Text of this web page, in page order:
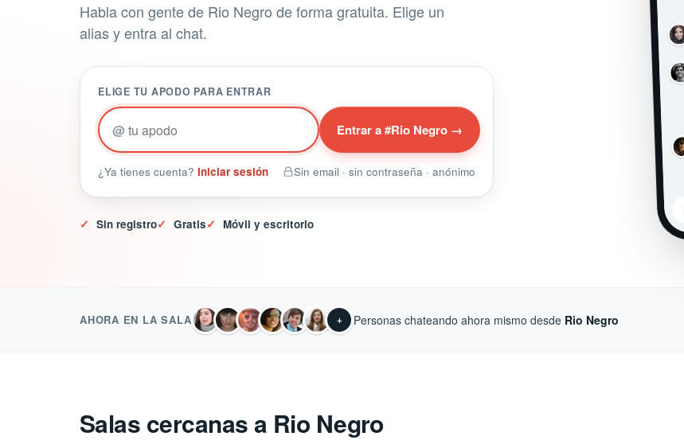
Habla con gente de Rio Negro de forma gratuita. Elige un
alias y entra al chat.
ELIGE TU APODO PARA ENTRAR
@ Entrar a #Rio Negro →
¿Ya tienes cuenta? Iniciar sesión Sin email · sin contraseña · anónimo
✓ Sin registro✓ Gratis✓ Móvil y escritorio
AHORA EN LA SALA + Personas chateando ahora mismo desde Rio Negro
Salas cercanas a Rio Negro